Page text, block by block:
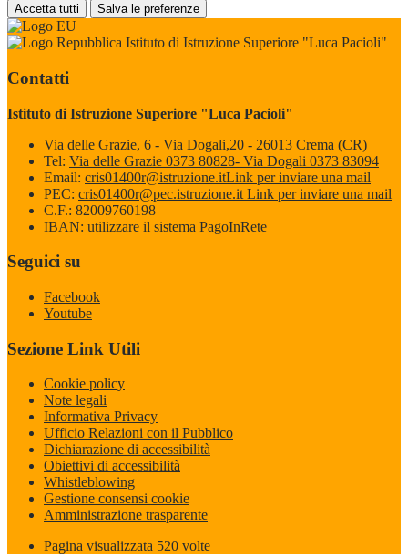
Accetta tutti Salva le preferenze
Istituto di Istruzione Superiore "Luca Pacioli"
Contatti
Istituto di Istruzione Superiore "Luca Pacioli"
Via delle Grazie, 6 - Via Dogali,20 - 26013 Crema (CR)
Tel: Via delle Grazie 0373 80828- Via Dogali 0373 83094
Email: cris01400r@istruzione.itLink per inviare una mail
PEC: cris01400r@pec.istruzione.it Link per inviare una mail
C.F.: 82009760198
IBAN: utilizzare il sistema PagoInRete
Seguici su
Facebook
Youtube
Sezione Link Utili
Cookie policy
Note legali
Informativa Privacy
Ufficio Relazioni con il Pubblico
Dichiarazione di accessibilità
Obiettivi di accessibilità
Whistleblowing
Gestione consensi cookie
Amministrazione trasparente
Pagina visualizzata 520 volte